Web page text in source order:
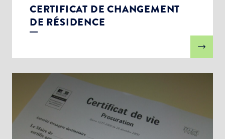
CERTIFICAT DE CHANGEMENT
DE RÉSIDENCE